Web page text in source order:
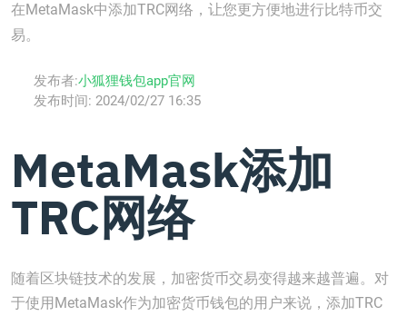
在MetaMask中添加TRC网络，让您更方便地进行比特币交
易。
发布者:小狐狸钱包app官网
发布时间: 2024/02/27 16:35
MetaMask添加
TRC网络
随着区块链技术的发展，加密货币交易变得越来越普遍。对
于使用MetaMask作为加密货币钱包的用户来说，添加TRC